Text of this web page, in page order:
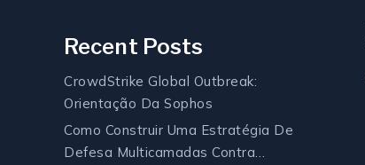
Recent Posts
CrowdStrike Global Outbreak:
Orientação Da Sophos
Como Construir Uma Estratégia De
Defesa Multicamadas Contra